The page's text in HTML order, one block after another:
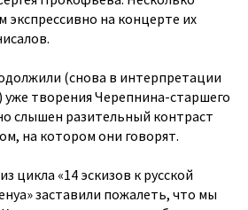
экспрессивно на концерте их
(снова в интерпретации
уже творения Черепнина-старшего
слышен разительный контраст
на котором они говорят.
из цикла «14 эскизов к русской
заставили пожалеть, что мы